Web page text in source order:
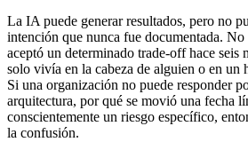
La IA puede generar resultados, pero no
intención que nunca fue documentada.
aceptó un determinado trade-off hace seis
solo vivía en la cabeza de alguien o en un
Si una organización no puede responder
arquitectura, por qué se movió una fecha
conscientemente un riesgo específico,
la confusión.